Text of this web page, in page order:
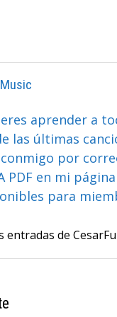
aprender a
las últimas
por
PDF en mi
para
entradas de